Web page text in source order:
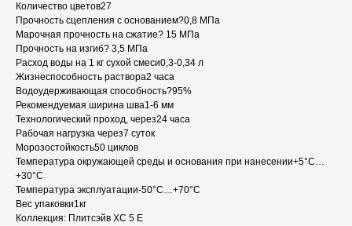
Количество цветов27
Прочность сцепления с основанием?0,8 МПа
Марочная прочность на сжатие? 15 МПа
Прочность на изгиб? 3,5 МПа
Расход воды на 1 кг сухой смеси0,3-0,34 л
Жизнеспособность раствора2 часа
Водоудерживающая способность?95%
Рекомендуемая ширина шва1-6 мм
Технологический проход, через24 часа
Рабочая нагрузка через7 суток
Морозостойкость50 циклов
Температура окружающей среды и основания при нанесении+5°С…
+30°С
Температура эксплуатации-50°С…+70°С
Вес упаковки1кг
Коллекция: Плитсэйв XC 5 E